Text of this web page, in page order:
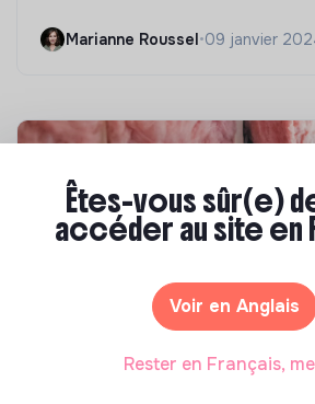
Marianne Roussel•09 janvier
Êtes-vous sûr(e)
accéder au site en
Voir en Anglais
Rester en Français,